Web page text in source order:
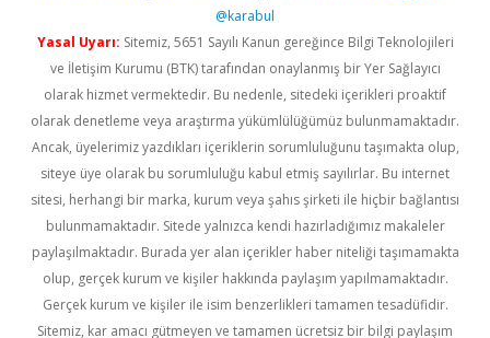
@karabul
Yasal Uyarı: Sitemiz, 5651 Sayılı Kanun gereğince Bilgi Teknolojileri
ve İletişim Kurumu (BTK) tarafından onaylanmış bir Yer Sağlayıcı
olarak hizmet vermektedir. Bu nedenle, sitedeki içerikleri proaktif
olarak denetleme veya araştırma yükümlülüğümüz bulunmamaktadır.
Ancak, üyelerimiz yazdıkları içeriklerin sorumluluğunu taşımakta olup,
siteye üye olarak bu sorumluluğu kabul etmiş sayılırlar. Bu internet
sitesi, herhangi bir marka, kurum veya şahıs şirketi ile hiçbir bağlantısı
bulunmamaktadır. Sitede yalnızca kendi hazırladığımız makaleler
paylaşılmaktadır. Burada yer alan içerikler haber niteliği taşımamakta
olup, gerçek kurum ve kişiler hakkında paylaşım yapılmamaktadır.
Gerçek kurum ve kişiler ile isim benzerlikleri tamamen tesadüfidir.
Sitemiz, kar amacı gütmeyen ve tamamen ücretsiz bir bilgi paylaşım